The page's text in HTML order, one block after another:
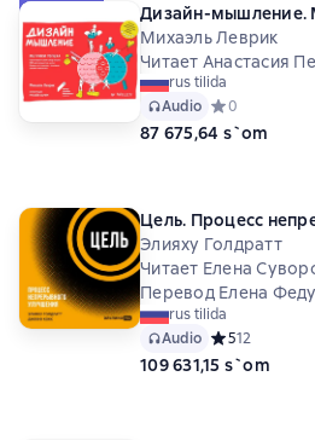
Дизайн-мышление.
Михаэль Леврик
Читает Анастасия
rus tilida
Audio Средний
0
87 675,64 s`om
Цель. Процесс
Элияху Голдратт
Читает Елена
Перевод Елена
rus tilida
Audio Средний
512
109 631,15 s`om